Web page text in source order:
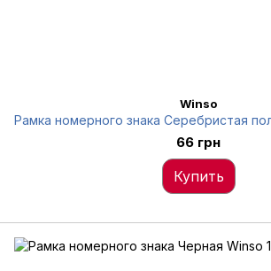
Winso
Рамка номерного знака Серебристая
66 грн
Купить